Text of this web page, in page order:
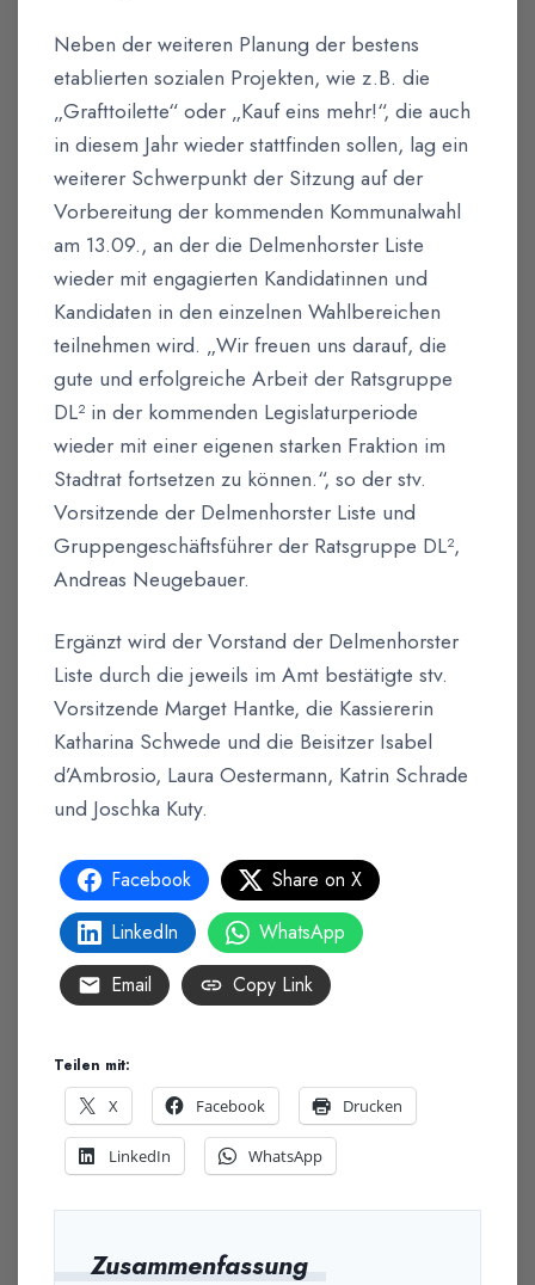
Zusammenfassung
Neben der weiteren Planung der bestens
etablierten sozialen Projekten, wie z.B. die
„Grafttoilette“ oder „Kauf eins mehr!“, die auch
in diesem Jahr wieder stattfinden sollen, lag ein
weiterer Schwerpunkt der Sitzung auf der
Vorbereitung der kommenden Kommunalwahl
am 13.09., an der die Delmenhorster Liste
wieder mit engagierten Kandidatinnen und
Kandidaten in den einzelnen Wahlbereichen
teilnehmen wird. „Wir freuen uns darauf, die
gute und erfolgreiche Arbeit der Ratsgruppe
DL² in der kommenden Legislaturperiode
wieder mit einer eigenen starken Fraktion im
Stadtrat fortsetzen zu können.“, so der stv.
Vorsitzende der Delmenhorster Liste und
Gruppengeschäftsführer der Ratsgruppe DL²,
Andreas Neugebauer.
Ergänzt wird der Vorstand der Delmenhorster
Liste durch die jeweils im Amt bestätigte stv.
Vorsitzende Marget Hantke, die Kassiererin
Katharina Schwede und die Beisitzer Isabel
d’Ambrosio, Laura Oestermann, Katrin Schrade
und Joschka Kuty.
Facebook
Share on X
LinkedIn
WhatsApp
Email
Copy Link
Teilen mit:
X
Facebook Drucken
LinkedIn WhatsApp